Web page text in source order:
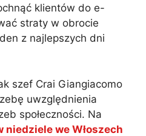
klientów do e-
straty w obrocie
z najlepszych dni
szef Crai Giangiacomo
uwzględnienia
społeczności. Na
niedziele we Włoszech